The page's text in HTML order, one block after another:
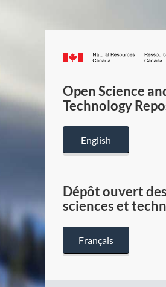
Canada.ca
Open Science
Technology
English
Dépôt ouvert des
sciences et
Français